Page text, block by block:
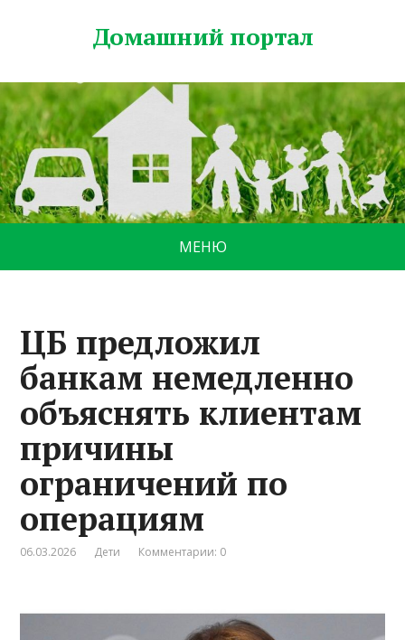
Домашний портал
МЕНЮ
ЦБ предложил
банкам немедленно
объяснять клиентам
причины
ограничений по
операциям
06.03.2026 Дети Комментарии: 0